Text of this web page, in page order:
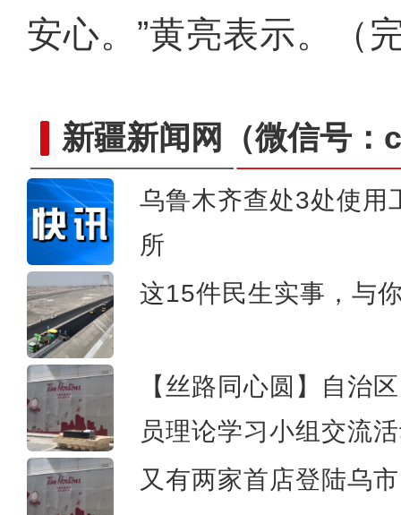
安心。”黄亮表示。（
新疆新闻网 （微信号
乌鲁木齐查处3处使用
所
这15件民生实事，与
【丝路同心圆】自治
员理论学习小组交流
又有两家首店登陆乌
新疆拜城县：冬小麦出